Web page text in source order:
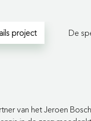
project De
van het Jeroen Bosch